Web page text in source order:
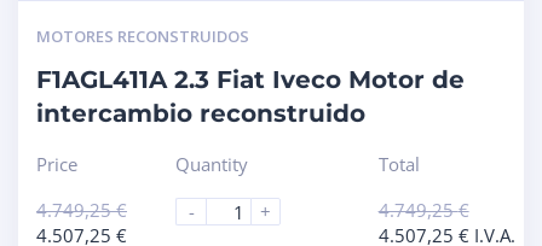
MOTORES RECONSTRUIDOS
F1AGL411A 2.3 Fiat Iveco Motor de
intercambio reconstruido
Price
4.749,25€
4.507,25 €
Quantity
-
+
Total
4.749,25€
4.507,25 € I.V.A.